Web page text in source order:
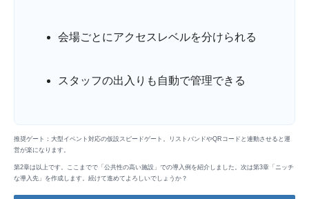
会場ごとにアクセスレベルを分けられる
スタッフの出入りも自動で管理できる
推奨ゲート：大型イベント対応の仮設スピードゲート。リストバンドやQRコードと連動させると運
営が楽になります。
第2章は以上です。ここまでで「公共性の高い施設」での導入例を紹介しました。次は第3章「ニッチ
な導入先」を作成します。続けて進めてよろしいでしょうか？